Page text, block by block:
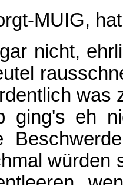
MUIG,
nicht,
was
ging's eh
würden